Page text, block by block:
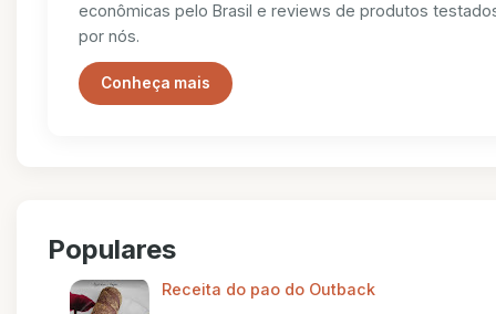
econômicas pelo Brasil e reviews de produtos
por nós.
Conheça mais
Populares
Receita do pao do Outback